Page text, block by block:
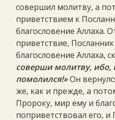
совершил молитву, а
приветствием к
благословение Аллаха.
приветствие,
благословение Аллаха,
соверши молитву, ибо,
помолился!»Он
же, как и прежде, а
Пророку, мир ему и
поприветствовал его,